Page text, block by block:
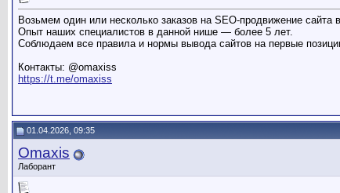
Возьмем один или несколько заказов на SEO-продвижение сайта
Опыт наших специалистов в данной нише — более 5 лет.
Соблюдаем все правила и нормы вывода сайтов на первые
Контакты: @omaxiss
https://t.me/omaxiss
01.04.2026, 09:35
Omaxis
Лаборант